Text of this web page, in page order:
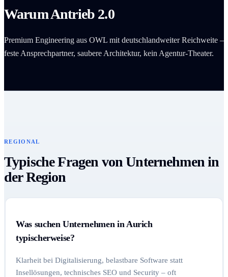
Warum Antrieb 2.0
Premium Engineering aus OWL mit deutschlandweiter Reichweite –
feste Ansprechpartner, saubere Architektur, kein Agentur-Theater.
REGIONAL
Typische Fragen von Unternehmen in
der Region
Was suchen Unternehmen in Aurich
typischerweise?
Klarheit bei Digitalisierung, belastbare Software statt
Insellösungen, technisches SEO und Security – oft